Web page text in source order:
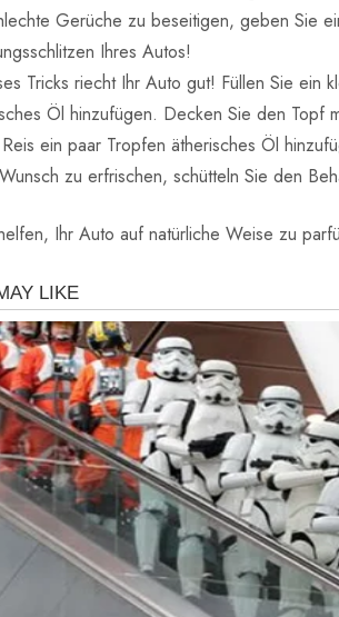
Gerüche zu beseitigen, geben Sie
Ihres Autos!
Tricks riecht Ihr Auto gut! Füllen Sie
Öl hinzufügen. Decken Sie den Topf
ein paar Tropfen ätherisches Öl
zu erfrischen, schütteln Sie den
Ihr Auto auf natürliche Weise zu